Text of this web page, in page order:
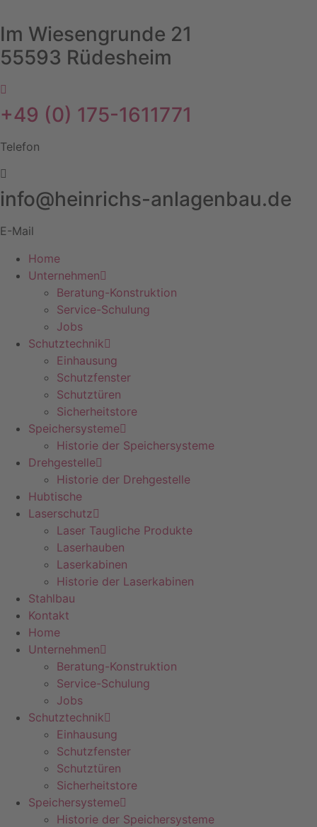
Inhalt
springen
Im Wiesengrunde 21
55593 Rüdesheim
+49 (0) 175-1611771
Telefon
info@heinrichs-anlagenbau.de
E-Mail
Home
Unternehmen
Beratung-Konstruktion
Service-Schulung
Jobs
Schutztechnik
Einhausung
Schutzfenster
Schutztüren
Sicherheitstore
Speichersysteme
Historie der Speichersysteme
Drehgestelle
Historie der Drehgestelle
Hubtische
Laserschutz
Laser Taugliche Produkte
Laserhauben
Laserkabinen
Historie der Laserkabinen
Stahlbau
Kontakt
Home
Unternehmen
Beratung-Konstruktion
Service-Schulung
Jobs
Schutztechnik
Einhausung
Schutzfenster
Schutztüren
Sicherheitstore
Speichersysteme
Historie der Speichersysteme